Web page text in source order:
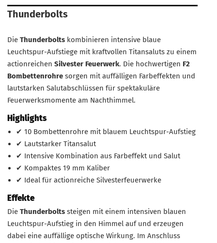
Thunderbolts
Die Thunderbolts kombinieren intensive blaue
Leuchtspur-Aufstiege mit kraftvollen Titansaluts zu einem
actionreichen Silvester Feuerwerk. Die hochwertigen F2
Bombettenrohre sorgen mit auffälligen Farbeffekten und
lautstarken Salutabschlüssen für spektakuläre
Feuerwerksmomente am Nachthimmel.
Highlights
✔ 10 Bombettenrohre mit blauem Leuchtspur-Aufstieg
✔ Lautstarker Titansalut
✔ Intensive Kombination aus Farbeffekt und Salut
✔ Kompaktes 19 mm Kaliber
✔ Ideal für actionreiche Silvesterfeuerwerke
Effekte
Die Thunderbolts steigen mit einem intensiven blauen
Leuchtspur-Aufstieg in den Himmel auf und erzeugen
dabei eine auffällige optische Wirkung. Im Anschluss